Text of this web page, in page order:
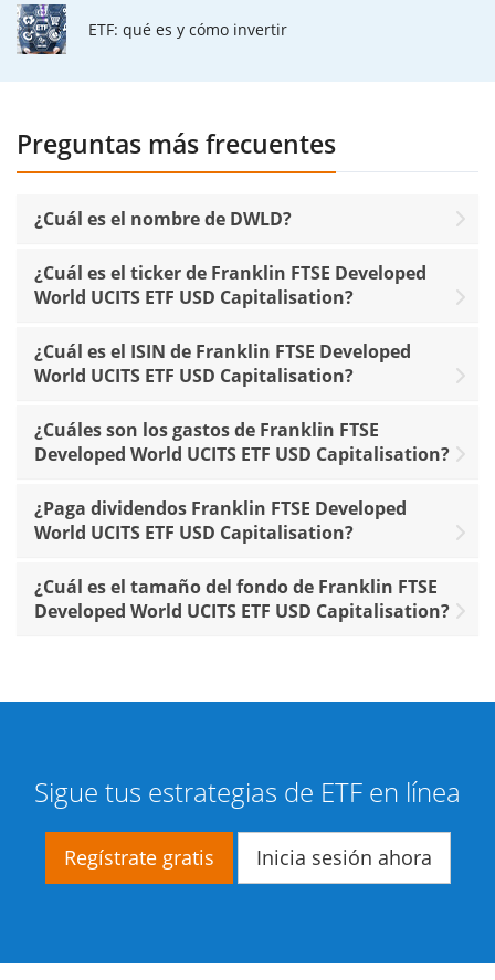
ETF: qué es y cómo invertir
Preguntas más frecuentes
¿Cuál es el nombre de DWLD?
¿Cuál es el ticker de Franklin FTSE Developed
World UCITS ETF USD Capitalisation?
¿Cuál es el ISIN de Franklin FTSE Developed
World UCITS ETF USD Capitalisation?
¿Cuáles son los gastos de Franklin FTSE
Developed World UCITS ETF USD Capitalisation?
¿Paga dividendos Franklin FTSE Developed
World UCITS ETF USD Capitalisation?
¿Cuál es el tamaño del fondo de Franklin FTSE
Developed World UCITS ETF USD Capitalisation?
Sigue tus estrategias de ETF en línea
Regístrate gratis Inicia sesión ahora